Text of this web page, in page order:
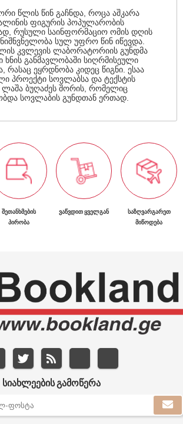
წლის წინ გაჩნდა, როცა აშკარა
ფიგურის პოპულარობის
რუსული საინფორმაციო ომის დღის
სულ უფრო წინ იწევდა.
კვლევის ლაბორატორიის გუნდმა
ხნის განმავლობაში სიღრმისეული
რასაც ეყრდნობა კიდეც წიგნი. ესაა
პროექტი სოვლაბსა და ტექსტის
ბუღაძეს შორის, რომელიც
სოვლაბის გუნდთან ერთად.
ᲨᲔᲗᲐᲜᲮᲛᲔᲑᲘᲡ
ᲞᲘᲠᲝᲑᲐ
ᲕᲐᲬᲕᲓᲘᲗ ᲧᲕᲔᲚᲒᲐᲜ
ᲡᲐᲖᲦᲕᲐᲠᲒᲐᲠᲔᲗ
ᲛᲘᲬᲝᲓᲔᲑᲐ
ᲡᲘᲐᲮᲚᲔᲔᲑᲘᲡ ᲒᲐᲛᲝᲬᲔᲠᲐ